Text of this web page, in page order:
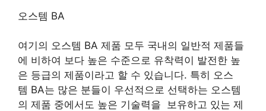
오스템 BA
여기의 오스템 BA 제품 모두 국내의 일반적 제품들
에 비하여 보다 높은 수준으로 유착력이 발전한 높
은 등급의 제품이라고 할 수 있습니다. 특히 오스
템 BA는 많은 분들이 우선적으로 선택하는 오스템
의 제품 중에서도 높은 기술력을 보유하고 있는 제